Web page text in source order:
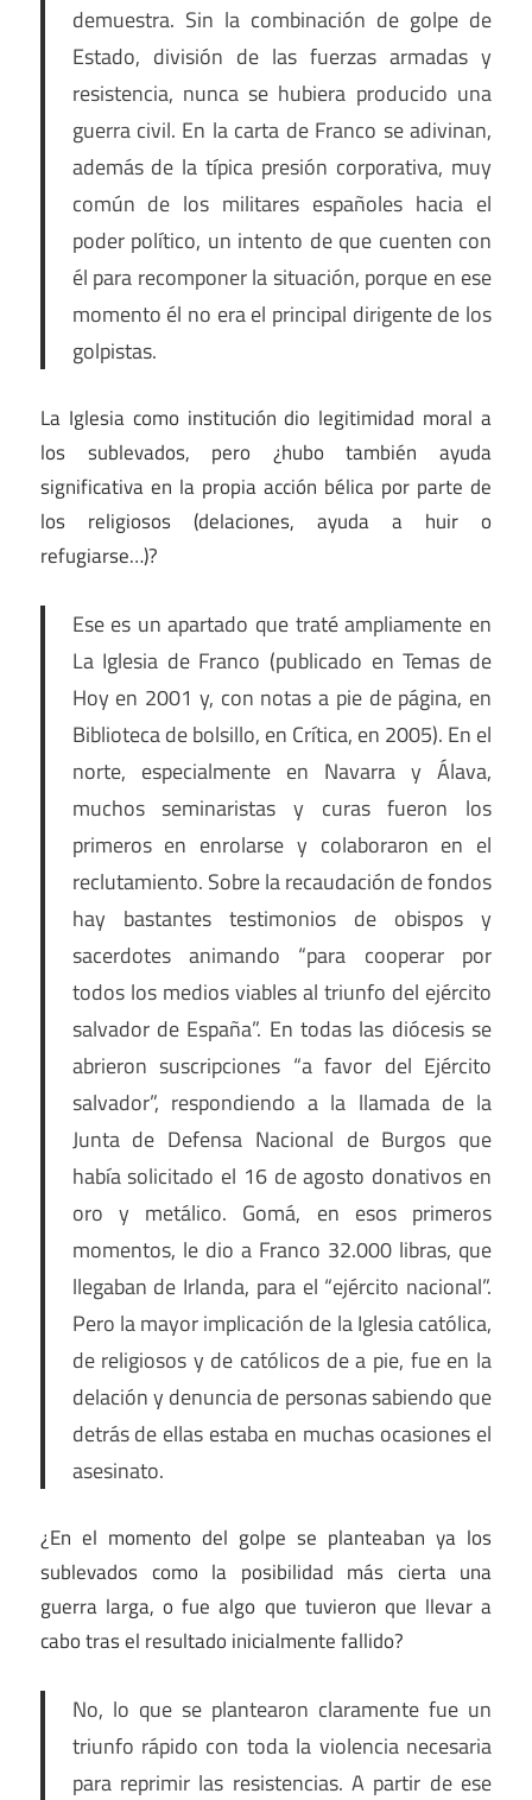
demuestra. Sin la combinación de golpe de
Estado, división de las fuerzas armadas y
resistencia, nunca se hubiera producido una
guerra civil. En la carta de Franco se adivinan,
además de la típica presión corporativa, muy
común de los militares españoles hacia el
poder político, un intento de que cuenten con
él para recomponer la situación, porque en ese
momento él no era el principal dirigente de los
golpistas.
La Iglesia como institución dio legitimidad moral a
los sublevados, pero ¿hubo también ayuda
significativa en la propia acción bélica por parte de
los religiosos (delaciones, ayuda a huir o
refugiarse…)?
Ese es un apartado que traté ampliamente en
La Iglesia de Franco (publicado en Temas de
Hoy en 2001 y, con notas a pie de página, en
Biblioteca de bolsillo, en Crítica, en 2005). En el
norte, especialmente en Navarra y Álava,
muchos seminaristas y curas fueron los
primeros en enrolarse y colaboraron en el
reclutamiento. Sobre la recaudación de fondos
hay bastantes testimonios de obispos y
sacerdotes animando “para cooperar por
todos los medios viables al triunfo del ejército
salvador de España”. En todas las diócesis se
abrieron suscripciones “a favor del Ejército
salvador”, respondiendo a la llamada de la
Junta de Defensa Nacional de Burgos que
había solicitado el 16 de agosto donativos en
oro y metálico. Gomá, en esos primeros
momentos, le dio a Franco 32.000 libras, que
llegaban de Irlanda, para el “ejército nacional”.
Pero la mayor implicación de la Iglesia católica,
de religiosos y de católicos de a pie, fue en la
delación y denuncia de personas sabiendo que
detrás de ellas estaba en muchas ocasiones el
asesinato.
¿En el momento del golpe se planteaban ya los
sublevados como la posibilidad más cierta una
guerra larga, o fue algo que tuvieron que llevar a
cabo tras el resultado inicialmente fallido?
No, lo que se plantearon claramente fue un
triunfo rápido con toda la violencia necesaria
para reprimir las resistencias. A partir de ese